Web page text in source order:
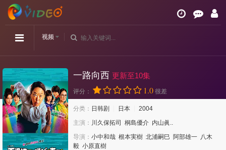
视频
一路向西 更新至10集
评分： 1.0 很差
分类： 日韩剧 日本
2004
主演： 川久保拓司 桐島優介 内山眞..
导演： 小中和哉 根本実樹 北浦嗣巳 阿部雄一 八木
毅 小原直樹